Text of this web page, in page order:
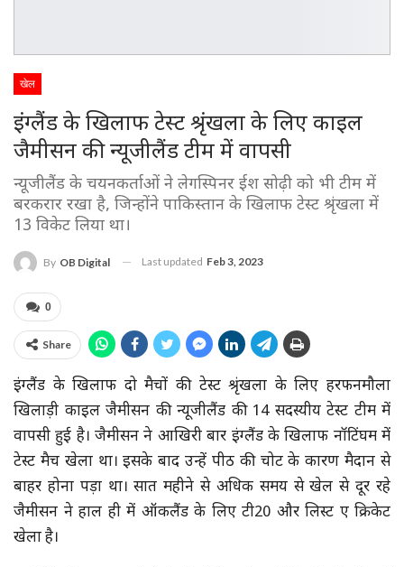
खेल
इंग्लैंड के खिलाफ टेस्ट श्रृंखला के लिए काइल
जैमीसन की न्यूजीलैंड टीम में वापसी
न्यूजीलैंड के चयनकर्ताओं ने लेगस्पिनर ईश सोढ़ी को भी टीम में
बरकरार रखा है, जिन्होंने पाकिस्तान के खिलाफ टेस्ट श्रृंखला में
13 विकेट लिया था।
By OB Digital Last updated Feb 3, 2023
0
Share
इंग्लैंड के खिलाफ दो मैचों की टेस्ट श्रृंखला के लिए हरफनमौला
खिलाड़ी काइल जैमीसन की न्यूजीलैंड की 14 सदस्यीय टेस्ट टीम में
वापसी हुई है। जैमीसन ने आखिरी बार इंग्लैंड के खिलाफ नॉटिंघम में
टेस्ट मैच खेला था। इसके बाद उन्हें पीठ की चोट के कारण मैदान से
बाहर होना पड़ा था। सात महीने से अधिक समय से खेल से दूर रहे
जैमीसन ने हाल ही में ऑकलैंड के लिए टी20 और लिस्ट ए क्रिकेट
खेला है।